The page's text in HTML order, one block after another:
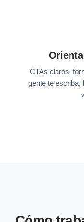
CTAs claros,
gente te escriba,